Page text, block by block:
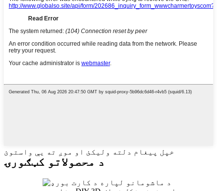
خپل پیغام دلته ولیکئ او موږ ته یې واستوئ
د محصولاتو کټګورۍ